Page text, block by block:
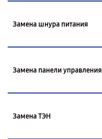
Замена шнура питания
Замена панели управления
Замена ТЭН